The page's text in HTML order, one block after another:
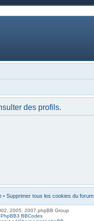
des profils.
• Supprimer tous les cookies du forum
2005, 2007 phpBB Group
PhpBB3 BBCodes